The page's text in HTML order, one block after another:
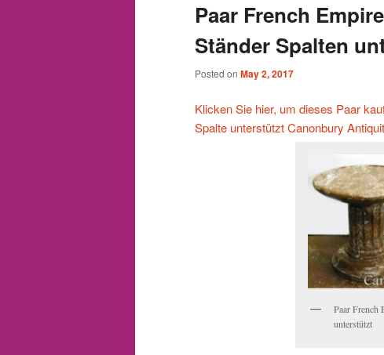
Paar French
Ständer Spalten
Posted on May 2, 2017
Klicken Sie hier, um dieses Paar
Spalte unterstützt Canonbury
Paar French
unterstützt